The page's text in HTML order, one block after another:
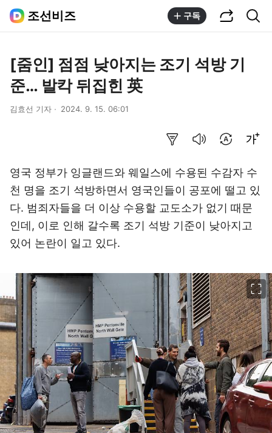
조선비즈 구독
[줌인] 점점 낮아지는 조기 석방 기
준… 발칵 뒤집힌 英
김효선 기자 2024. 9. 15. 06:01
영국 정부가 잉글랜드와 웨일스에 수용된 수감자 수
천 명을 조기 석방하면서 영국인들이 공포에 떨고 있
다. 범죄자들을 더 이상 수용할 교도소가 없기 때문
인데, 이로 인해 갈수록 조기 석방 기준이 낮아지고
있어 논란이 일고 있다.